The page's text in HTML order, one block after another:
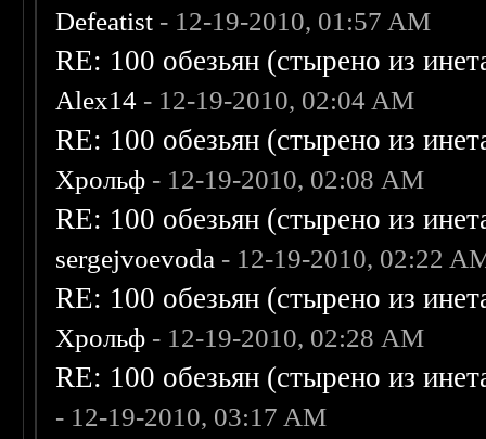
Defeatist - 12-19-2010, 01:57 AM
RE: 100 обезьян (стырено из
Alex14 - 12-19-2010, 02:04 AM
RE: 100 обезьян (стырено из
Хрольф - 12-19-2010, 02:08 AM
RE: 100 обезьян (стырено из
sergejvoevoda - 12-19-2010, 02:22
RE: 100 обезьян (стырено из
Хрольф - 12-19-2010, 02:28 AM
RE: 100 обезьян (стырено из
- 12-19-2010, 03:17 AM